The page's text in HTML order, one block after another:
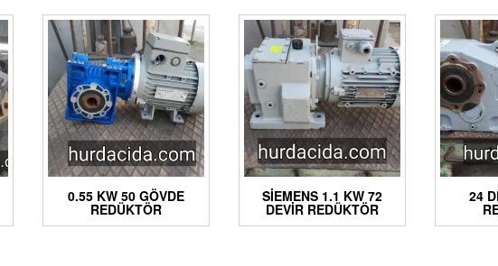
0.55 KW 50 GÖVDE
REDÜKTÖR
SIEMENS 1.1 KW 72
DEVIR REDÜKTÖR
24